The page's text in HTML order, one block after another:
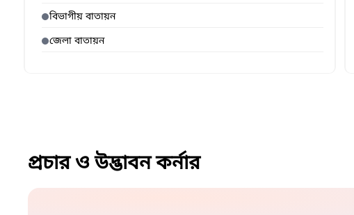
বিভাগীয় বাতায়ন
জেলা বাতায়ন
প্রচার ও উদ্ভাবন কর্নার